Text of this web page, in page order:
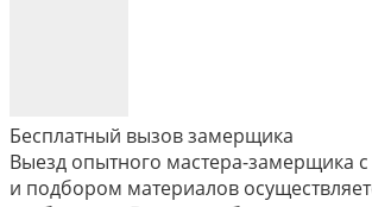
Бесплатный вызов замерщика
Выезд опытного мастера-замерщика с
и подбором материалов